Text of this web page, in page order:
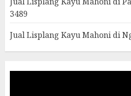
3489
Jual Lisplang Kayu Mahoni di